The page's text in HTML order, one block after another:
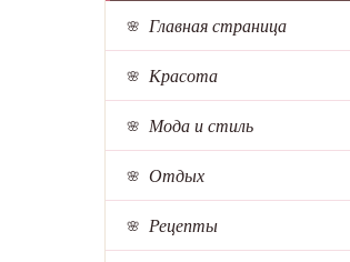
Главная страница
Красота
Мода и стиль
Отдых
Рецепты